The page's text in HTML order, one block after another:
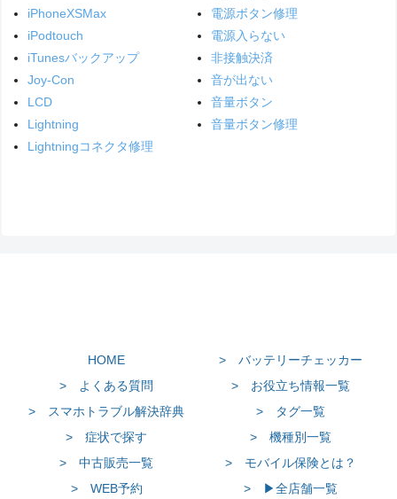
iPhoneXSMax
iPodtouch
iTunesバックアップ
Joy-Con
LCD
Lightning
Lightningコネクタ修理
電源ボタン修理
電源入らない
非接触決済
音が出ない
音量ボタン
音量ボタン修理
HOME
> バッテリーチェッカー
> よくある質問
> お役立ち情報一覧
> スマホトラブル解決辞典
> タグ一覧
> 症状で探す
> 機種別一覧
> 中古販売一覧
> モバイル保険とは？
> WEB予約
> ▶全店舗一覧